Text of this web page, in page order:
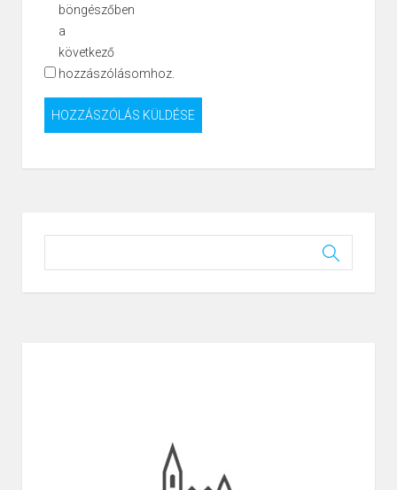
böngészőben
a
következő
hozzászólásomhoz.